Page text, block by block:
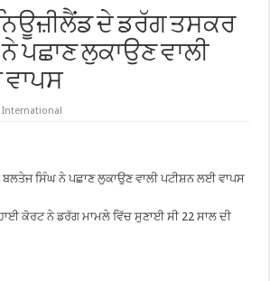
ਨਿਊਜ਼ੀਲੈਂਡ ਦੇ ਡਰੱਗ ਤਸਕਰ
ਪਛਾਣ ਲੁਕਾਉਣ ਵਾਲੀ
International
ਸਿੰਘ ਨੇ ਪਛਾਣ ਲੁਕਾਉਣ ਵਾਲੀ ਪਟੀਸ਼ਨ ਲਈ ਵਾਪਸ
ਕੋਰਟ ਨੇ ਡਰੱਗ ਮਾਮਲੇ ਵਿੱਚ ਸੁਣਾਈ ਸੀ 22 ਸਾਲ ਦੀ